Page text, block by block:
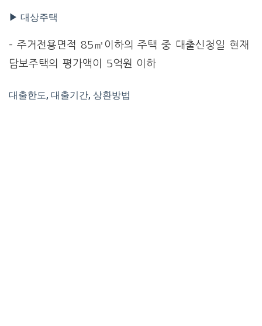
▶ 대상주택
– 주거전용면적 85㎡이하의 주택 중 대출신청일 현재
담보주택의 평가액이 5억원 이하
대출한도, 대출기간, 상환방법